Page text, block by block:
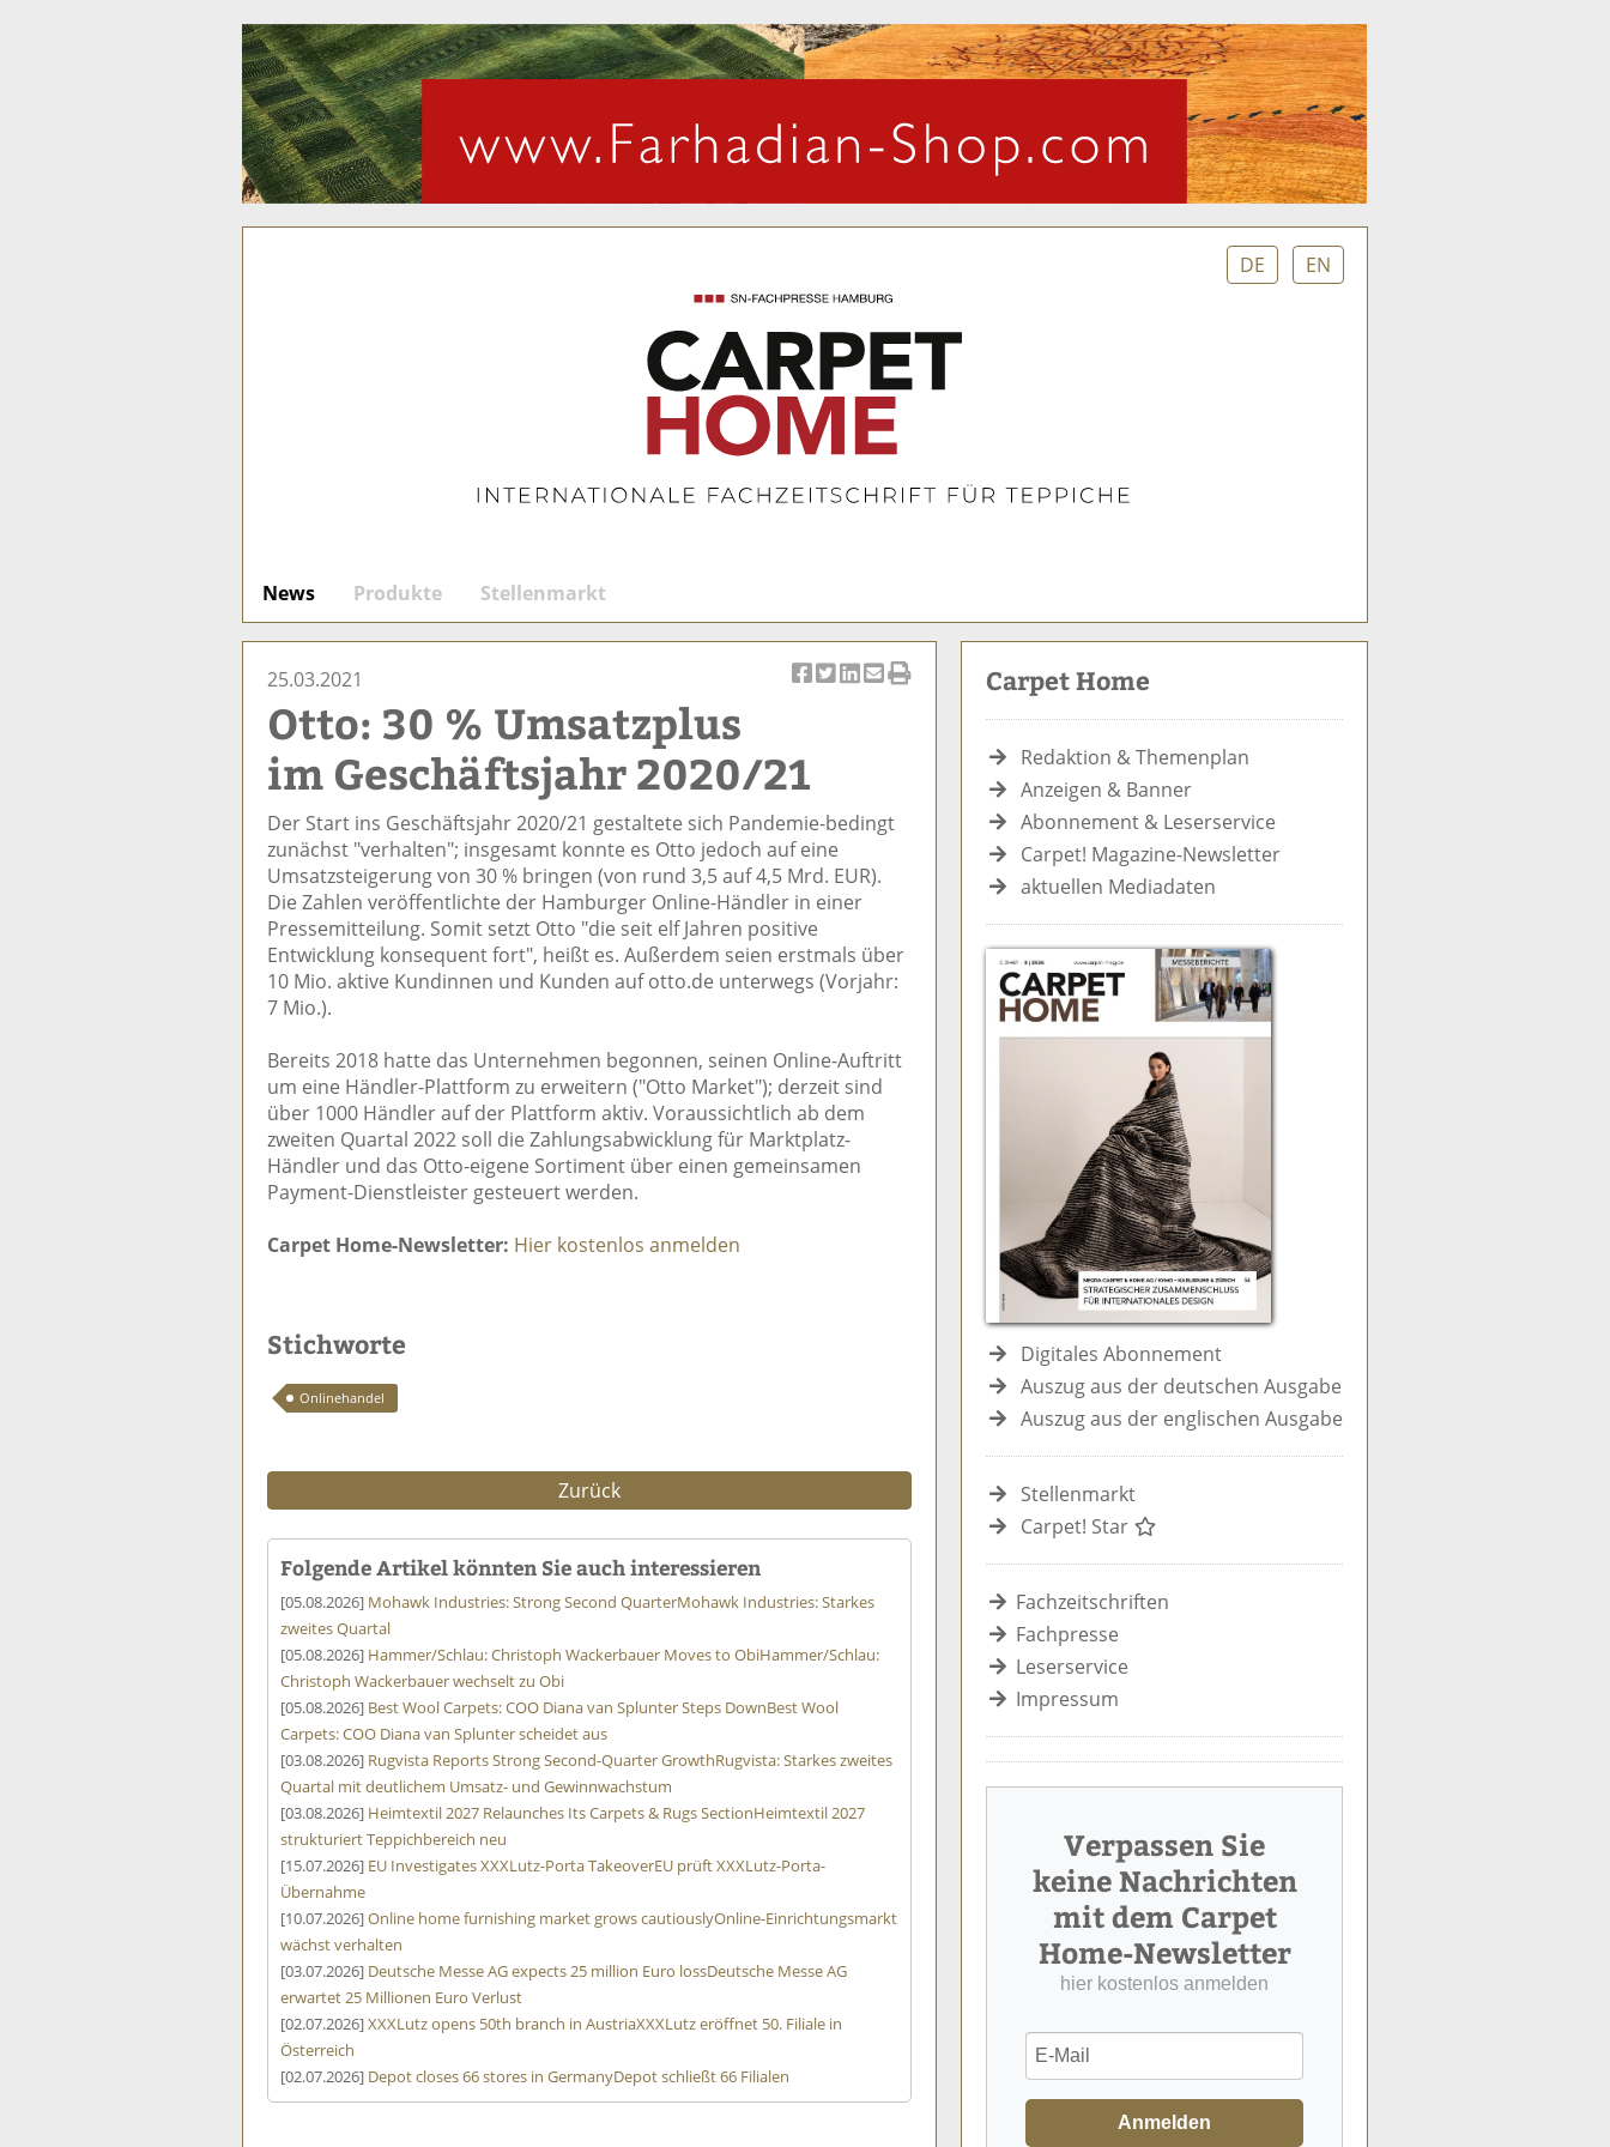
DE EN
News Produkte
Stellenmarkt
S
u
e
k
el
uf
F
ac
e
b
o
o
il
e
n
wi
tt
er
n
uf
n
k
di
n
e
n
er
m
v
er
d
e
ru
25.03.2021
Otto: 30 % Umsatzplus
im Geschäftsjahr 2020/21
Der Start ins Geschäftsjahr 2020/21 gestaltete sich Pandemie-bedingt
zunächst "verhalten"; insgesamt konnte es Otto jedoch auf eine
Umsatzsteigerung von 30 % bringen (von rund 3,5 auf 4,5 Mrd. EUR).
Die Zahlen veröffentlichte der Hamburger Online-Händler in einer
Pressemitteilung. Somit setzt Otto "die seit elf Jahren positive
Entwicklung konsequent fort", heißt es. Außerdem seien erstmals über
10 Mio. aktive Kundinnen und Kunden auf otto.de unterwegs (Vorjahr:
7 Mio.).
Bereits 2018 hatte das Unternehmen begonnen, seinen Online-Auftritt
um eine Händler-Plattform zu erweitern ("Otto Market"); derzeit sind
über 1000 Händler auf der Plattform aktiv. Voraussichtlich ab dem
zweiten Quartal 2022 soll die Zahlungsabwicklung für Marktplatz-
Händler und das Otto-eigene Sortiment über einen gemeinsamen
Payment-Dienstleister gesteuert werden.
Carpet Home-Newsletter: Hier kostenlos anmelden
Stichworte
Onlinehandel
Zurück
Folgende Artikel könnten Sie auch interessieren
[05.08.2026] Mohawk Industries: Strong Second QuarterMohawk Industries: Starkes
zweites Quartal
[05.08.2026] Hammer/Schlau: Christoph Wackerbauer Moves to ObiHammer/Schlau:
Christoph Wackerbauer wechselt zu Obi
[05.08.2026] Best Wool Carpets: COO Diana van Splunter Steps DownBest Wool
Carpets: COO Diana van Splunter scheidet aus
[03.08.2026] Rugvista Reports Strong Second-Quarter GrowthRugvista: Starkes zweites
Quartal mit deutlichem Umsatz- und Gewinnwachstum
[03.08.2026] Heimtextil 2027 Relaunches Its Carpets & Rugs SectionHeimtextil 2027
strukturiert Teppichbereich neu
[15.07.2026] EU Investigates XXXLutz-Porta TakeoverEU prüft XXXLutz-Porta-
Übernahme
[10.07.2026]Online home furnishing market grows cautiouslyOnline-Einrichtungsmarkt
wächst verhalten
[03.07.2026] Deutsche Messe AG expects 25 million Euro lossDeutsche Messe AG
erwartet 25 Millionen Euro Verlust
[02.07.2026]XXXLutz opens 50th branch in AustriaXXXLutz eröffnet 50. Filiale in
Österreich
[02.07.2026] Depot closes 66 stores in GermanyDepot schließt 66 Filialen
Carpet Home
Redaktion & Themenplan
Anzeigen & Banner
Abonnement & Leserservice
Carpet! Magazine-Newsletter
aktuellen Mediadaten
Digitales Abonnement
Auszug aus der deutschen Ausgabe
Auszug aus der englischen Ausgabe
Stellenmarkt
Carpet! Star
Fachzeitschriften
Fachpresse
Leserservice
Impressum
Verpassen Sie
keine Nachrichten
mit dem Carpet
Home-Newsletter
hier kostenlos anmelden
Anmelden